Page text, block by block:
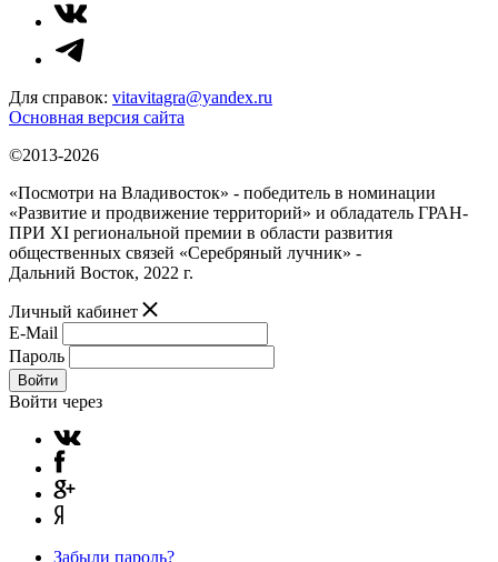
Для справок: vitavitagra@yandex.ru
Основная версия сайта
©2013-2026
«Посмотри на Владивосток» - победитель в номинации
«Развитие и продвижение территорий» и обладатель ГРАН-
ПРИ XI региональной премии в области развития
общественных связей «Серебряный лучник» -
Дальний Восток, 2022 г.
Личный кабинет
E-Mail
Пароль
Войти
Войти через
Забыли пароль?